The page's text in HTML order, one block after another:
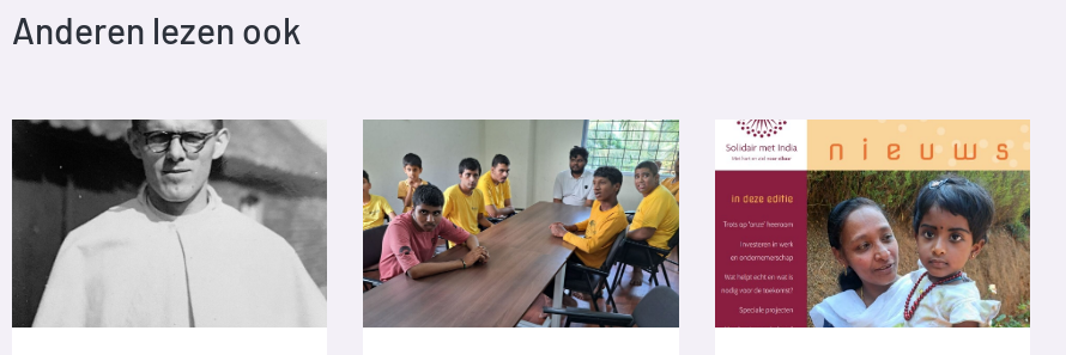
Anderen lezen ook